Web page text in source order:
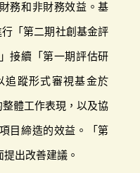
務和非財務效益。基
「第二期社創基金評
接續「第一期評估研
追蹤形式審視基金於
體工作表現，以及協
目締造的效益。「第
出改善建議。